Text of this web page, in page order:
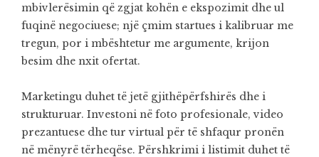
mbivlerësimin që zgjat kohën e ekspozimit dhe ul
fuqinë negociuese; një çmim startues i kalibruar me
tregun, por i mbështetur me argumente, krijon
besim dhe nxit ofertat.
Marketingu duhet të jetë gjithëpërfshirës dhe i
strukturuar. Investoni në foto profesionale, video
prezantuese dhe tur virtual për të shfaqur pronën
në mënyrë tërheqëse. Përshkrimi i listimit duhet të